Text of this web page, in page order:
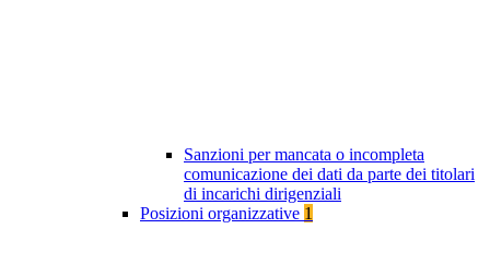
Sanzioni per mancata o incompleta
comunicazione dei dati da parte dei titolari
di incarichi dirigenziali
Posizioni organizzative 1